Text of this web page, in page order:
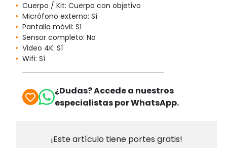
Cuerpo / Kit: Cuerpo con objetivo
Micrófono externo: Sí
Pantalla móvil: Sí
Sensor completo: No
Video 4K: Sí
Wifi: Sí
¿Dudas? Accede a nuestros
especialistas por WhatsApp.
¡Este artículo tiene portes gratis!